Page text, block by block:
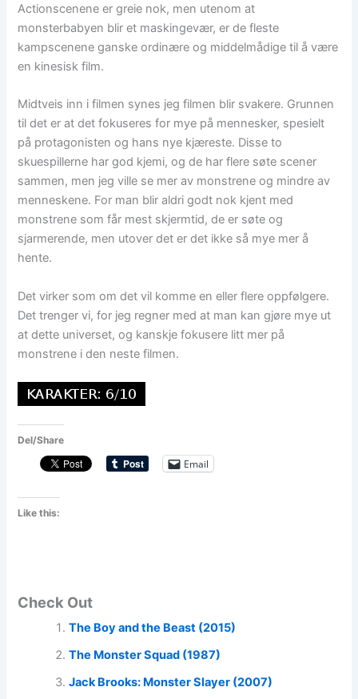
Actionscenene er greie nok, men utenom at
monsterbabyen blir et maskingevær, er de fleste
kampscenene ganske ordinære og middelmådige til å være
en kinesisk film.
Midtveis inn i filmen synes jeg filmen blir svakere. Grunnen
til det er at det fokuseres for mye på mennesker, spesielt
på protagonisten og hans nye kjæreste. Disse to
skuespillerne har god kjemi, og de har flere søte scener
sammen, men jeg ville se mer av monstrene og mindre av
menneskene. For man blir aldri godt nok kjent med
monstrene som får mest skjermtid, de er søte og
sjarmerende, men utover det er det ikke så mye mer å
hente.
Det virker som om det vil komme en eller flere oppfølgere.
Det trenger vi, for jeg regner med at man kan gjøre mye ut
at dette universet, og kanskje fokusere litt mer på
monstrene i den neste filmen.
Del/Share
Email
Like this:
Check Out
The Boy and the Beast (2015)
The Monster Squad (1987)
Jack Brooks: Monster Slayer (2007)